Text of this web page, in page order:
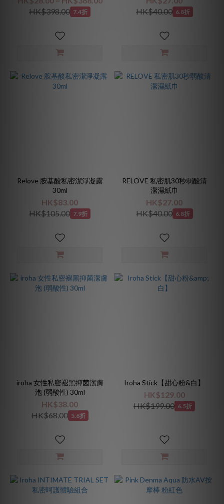
HK$398.00 7.4折
HK$40.00 6.8折
Relove 胺基酸私密潔淨凝露
30ml
HK$83.00
HK$105.00 7.9折
RELOVE 私密肌30秒弱酸清
潔濕紙巾
HK$27.00
HK$40.00 6.8折
iroha 女性私密褪黑抑菌潔膚
泡 (弱酸性) 30ml
HK$38.00
HK$68.00 5.6折
Iroha Stick【甜心粉&白】
HK$129.00
HK$199.00 6.5折